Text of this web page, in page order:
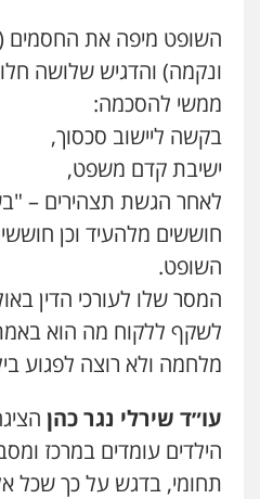
השופט מיפה את החסמים
ונקמה) והדגיש שלושה
ממשי להסכמה:
בקשה ליישוב סכסוך,
ישיבת קדם משפט,
לאחר הגשת תצהירים –
חוששים מלהעיד וכן
השופט.
המסר שלו לעורכי הדין
לשקף ללקוח מה הוא
מלחמה ולא רוצה לפגוע
עו״ד שירלי נגר כהן
הילדים עומדים במרכז
תחומי, בדגש על כך שכל